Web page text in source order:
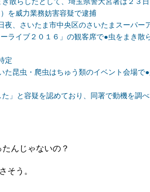
を威力業務妨害容疑で逮捕
夜、さいたま市中央区のさいたまスーパー
ライブ２０１６」の観客席で●虫をまき散
定
た昆虫・爬虫はちゅう類のイベント会場で
」と容疑を認めており、同署で動機を調
んじゃないの？
そう。